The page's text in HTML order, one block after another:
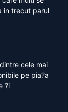
in trecut parul
cele mai
pe pia?a
?i